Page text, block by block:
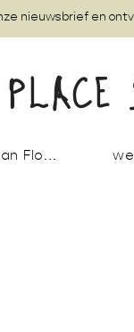
Flo...
nieuwsbrief en